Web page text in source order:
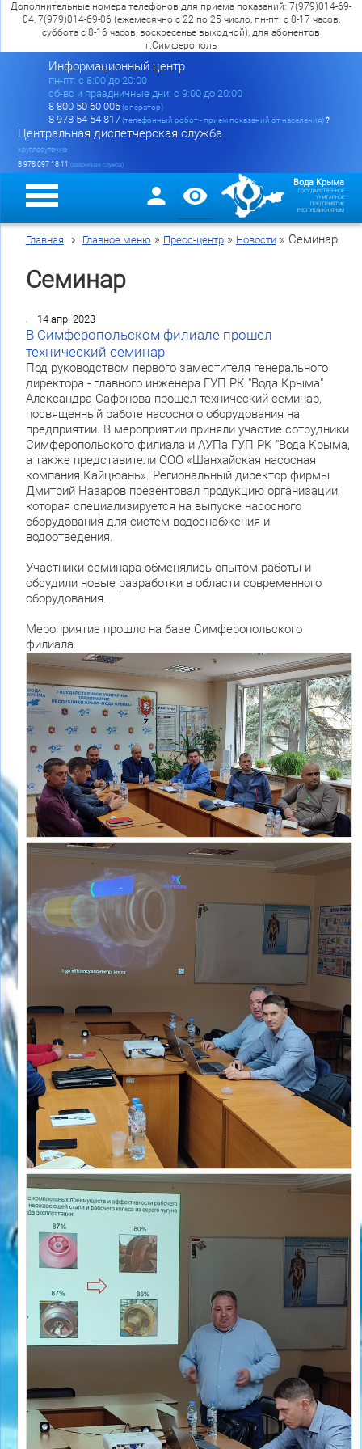
Дополнительные номера телефонов для приема показаний: 7(979)014-69-
04, 7(979)014-69-06 (ежемесячно с 22 по 25 число, пн-пт. с 8-17 часов,
суббота с 8-16 часов, воскресенье выходной), для абонентов
г.Симферополь
Информационный центр
пн-пт: c 8:00 до 20:00
сб-вс и праздничные дни: с 9:00 до 20:00
8 800 50 60 005(оператор)
8 978 54 54 817(телефонный робот - прием показаний от населения)?
Центральная диспетчерская служба
круглосуточно
8 978 097 18 11 (аварийная служба)
Вода Крыма
ГОСУДАРСТВЕННОЕ
УНИТАРНОЕ
ПРЕДПРИЯТИЕ
РЕСПУБЛИКИ КРЫМ
Главная Главное меню » Пресс-центр» Новости» Семинар
Семинар
14 апр. 2023
В Симферопольском филиале прошел
технический семинар
Под руководством первого заместителя генерального
директора - главного инженера ГУП РК "Вода Крыма"
Александра Сафонова прошел технический семинар,
посвященный работе насосного оборудования на
предприятии. В мероприятии приняли участие сотрудники
Симферопольского филиала и АУПа ГУП РК "Вода Крыма,
а также представители ООО «Шанхайская насосная
компания Кайцюань». Региональный директор фирмы
Дмитрий Назаров презентовал продукцию организации,
которая специализируется на выпуске насосного
оборудования для систем водоснабжения и
водоотведения.
Участники семинара обменялись опытом работы и
обсудили новые разработки в области современного
оборудования.
Мероприятие прошло на базе Симферопольского
филиала.